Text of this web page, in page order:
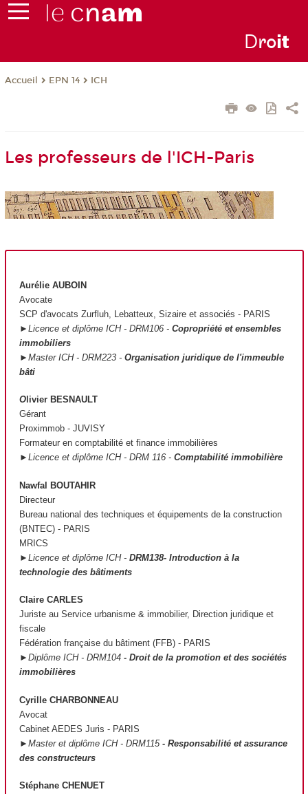
Droit
Accueil EPN 14 ICH
Les professeurs de l'ICH-Paris
Aurélie AUBOIN
Avocate
SCP d'avocats Zurfluh, Lebatteux, Sizaire et associés - PARIS
►Licence et diplôme ICH - DRM106 - Copropriété et ensembles
immobiliers
►Master ICH - DRM223 - Organisation juridique de l'immeuble
bâti
O livier BESNAULT
Gérant
Proximmob - JUVISY
Formateur en comptabilité et finance immobilières
►Licence et diplôme ICH - DRM 116 - Comptabilité immobilière
Nawfal BOUTAHIR
Directeur
Bureau national des techniques et équipements de la construction
(BNTEC) - PARIS
MRICS
►Licence et diplôme ICH - DRM138- Introduction à la
technologie des bâtiments
Claire CARLES
Juriste au Service urbanisme & immobilier, Direction juridique et
fiscale
Fédération française du bâtiment (FFB) - PARIS
►Diplôme ICH - DRM104 - Droit de la promotion et des sociétés
immobilières
Cyrille CHARBONNEAU
Avocat
Cabinet AEDES Juris - PARIS
►Master et diplôme ICH - DRM115- Responsabilité et assurance
des constructeurs
Stéphane CHENUET